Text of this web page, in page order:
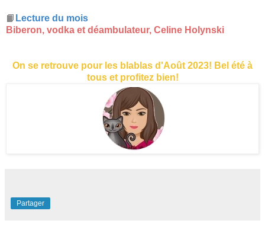
📙 Lecture du mois
Biberon, vodka et déambulateur, Celine Holynski
On se retrouve pour les blablas d'Août 2023! Bel été à
tous et profitez bien!
Partager